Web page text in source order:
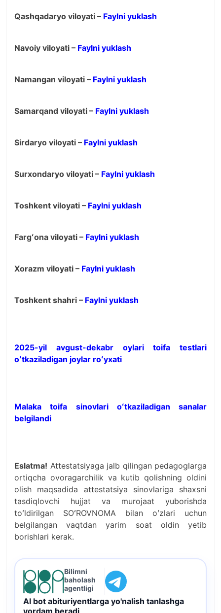
Qashqadaryo viloyati – Faylni yuklash
Navoiy viloyati – Faylni yuklash
Namangan viloyati – Faylni yuklash
Samarqand viloyati – Faylni yuklash
Sirdaryo viloyati – Faylni yuklash
Surxondaryo viloyati – Faylni yuklash
Toshkent viloyati – Faylni yuklash
Fargʻona viloyati – Faylni yuklash
Xorazm viloyati – Faylni yuklash
Toshkent shahri – Faylni yuklash
2025-yil avgust-dekabr oylari toifa testlari
oʻtkaziladigan joylar roʻyxati
Malaka toifa sinovlari oʻtkaziladigan sanalar
belgilandi
Eslatma! Attestatsiyaga jalb qilingan pedagoglarga
ortiqcha ovoragarchilik va kutib qolishning oldini
olish maqsadida attestatsiya sinovlariga shaxsni
tasdiqlovchi hujjat va murojaat yuborishda
toʻldirilgan SOʻROVNOMA bilan oʻzlari uchun
belgilangan vaqtdan yarim soat oldin yetib
borishlari kerak.
Bilimni
baholash
agentligi
AI bot abituriyentlarga yo'nalish tanlashga
yordam beradi